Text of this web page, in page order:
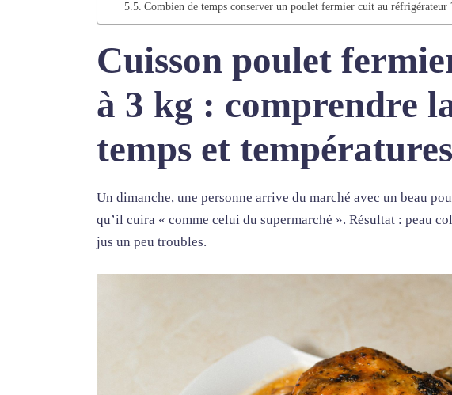
Combien de temps conserver un poulet fermier cuit au réfrigérateur
Cuisson poulet
à 3 kg : comprendre
temps et températures
Un dimanche, une personne arrive du marché avec un beau
qu’il cuira « comme celui du supermarché ». Résultat : peau
jus un peu troubles.